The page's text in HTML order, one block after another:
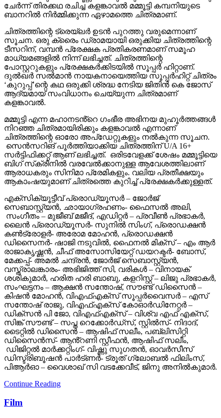
ചേർന്ന് തിരക്കഥ രചിച്ച കളങ്കാവൽ മമ്മൂട്ടി കമ്പനിയുടെ
ബാനറിൽ നിർമ്മിക്കുന്ന ഏഴാമത്തെ ചിത്രമാണ്.
ചിത്രത്തിന്റെ ട്രെയ്‌ലർ ഉടൻ പുറത്തു വരുമെന്നാണ്
സൂചന. ഒരു ക്രൈം ഡ്രാമയായി ഒരുക്കിയ ചിത്രത്തിന്റെ
ടീസറിന്, വമ്പൻ പ്രേക്ഷക പ്രതികരണമാണ് സമൂഹ
മാധ്യമങ്ങളിൽ നിന്ന് ലഭിച്ചത്. ചിത്രത്തിന്റെ
പോസ്റ്ററുകളും പ്രേക്ഷകർക്കിടയിൽ സൂപ്പർ ഹിറ്റാണ്.
ദുൽഖർ സൽമാൻ നായകനായെത്തിയ സൂപ്പർഹിറ്റ് ചിത്രം
‘കുറുപ്പ്’ന്റെ കഥ ഒരുക്കി ശ്രദ്ധ നേടിയ ജിതിൻ കെ ജോസ്
ആദ്യമായ് സംവിധാനം ചെയ്യുന്ന ചിത്രമാണ്
കളങ്കാവൽ.
മമ്മൂട്ടി എന്ന മഹാനടൻ്റെ ഗംഭീര അഭിനയ മുഹൂർത്തങ്ങൾ
നിറഞ്ഞ ചിത്രമായിരിക്കും കളങ്കാവൽ എന്നാണ്
ചിത്രത്തിന്റെ ഓരോ അപ്‌ഡേറ്റുകളും നൽകുന്ന സൂചന.
സെൻസറിങ് പൂർത്തിയാക്കിയ ചിത്രത്തിന് U/A 16+
സർട്ടിഫിക്കറ്റ് ആണ് ലഭിച്ചത്. ഒരിടവേളക്ക് ശേഷം മമ്മൂട്ടിയെ
ബിഗ് സ്‌ക്രീനിൽ വരവേൽക്കാനുള്ള ആവേശത്തിലാണ്
ആരാധകരും സിനിമാ പ്രേമികളും. വലിയ പ്രതീക്ഷയും
ആകാംഷയുമാണ് ചിത്രത്തെ കുറിച്ച് പ്രേക്ഷകർക്കുള്ളത്.
എക്സിക്യൂട്ടീവ് പ്രൊഡ്യൂസർ – ജോർജ്
സെബാസ്റ്റ്യൻ, ഛായാഗ്രഹണം- ഫൈസൽ അലി,
സംഗീതം – മുജീബ് മജീദ്, എഡിറ്റർ – പ്രവീൺ പ്രഭാകർ,
ലൈൻ പ്രൊഡ്യൂസർ- സുനിൽ സിംഗ്, പ്രൊഡക്ഷൻ
കൺട്രോളർ- അരോമ മോഹൻ, പ്രൊഡക്ഷൻ
ഡിസൈനർ- ഷാജി നടുവിൽ, ഫൈനൽ മിക്സ് – എം ആർ
രാജാകൃഷ്ണൻ, ചീഫ് അസോസിയേറ്റ് ഡയറക്ടർ- ബോസ്,
മേക്കപ്പ്- അമൽ ചന്ദ്രൻ, ജോർജ് സെബാസ്റ്റ്യൻ,
വസ്ത്രാലങ്കാരം- അഭിജിത്ത് സി, വരികൾ – വിനായക്
ശശികുമാർ, ഹരിത ഹരി ബാബു, കളറിസ്റ്റ് – ലിജു പ്രഭാകർ,
സംഘട്ടനം – ആക്ഷൻ സന്തോഷ്, സൗണ്ട് ഡിസൈൻ –
കിഷൻ മോഹൻ, വിഎഫ്എക്സ് സൂപ്പർവൈസർ – എസ്
സന്തോഷ് രാജു, വിഎഫ്എക്സ് കോഓർഡിനേറ്റർ –
ഡിക്സൻ പി ജോ, വിഎഫ്എക്സ് – വിശ്വ എഫ് എക്സ്,
സിങ്ക് സൗണ്ട് – സപ്ത റെക്കോർഡ്സ്, സ്റ്റിൽസ്- നിദാദ്,
ടൈറ്റിൽ ഡിസൈൻ – ആഷിഫ് സലീം, പബ്ലിസിറ്റി
ഡിസൈൻസ്- ആൻ്റണി സ്റ്റീഫൻ, ആഷിഫ് സലീം,
ഡിജിറ്റൽ മാർക്കറ്റിംഗ്- വിഷ്ണു സുഗതൻ, ഓവർസീസ്
ഡിസ്ട്രിബൂഷൻ പാർട്ണർ- ട്രൂത് ഗ്ലോബൽ ഫിലിംസ്,
പിആർഓ – വൈശാഖ് സി വടക്കേവീട്, ജിനു അനിൽകുമാർ.
Continue Reading
Film